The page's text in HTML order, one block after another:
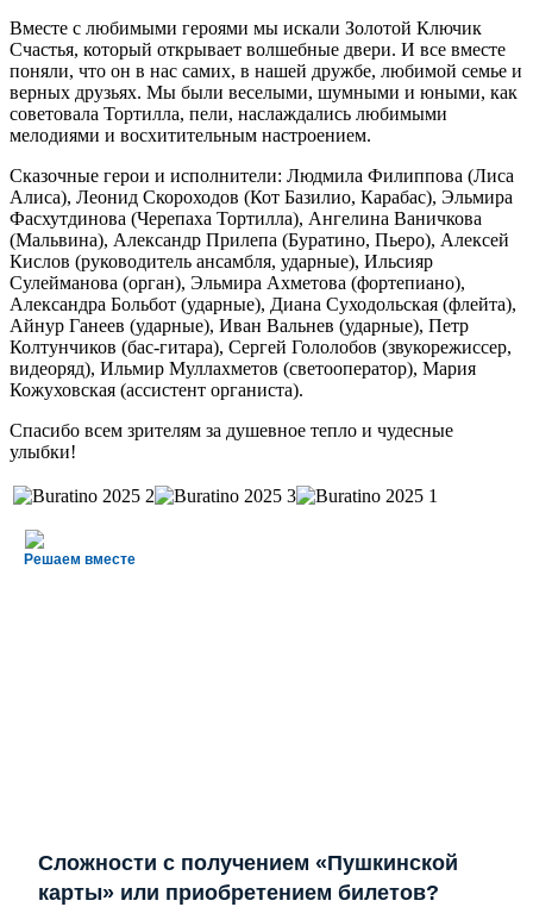
Вместе с любимыми героями мы искали Золотой Ключик
Счастья, который открывает волшебные двери. И все вместе
поняли, что он в нас самих, в нашей дружбе, любимой семье и
верных друзьях. Мы были веселыми, шумными и юными, как
советовала Тортилла, пели, наслаждались любимыми
мелодиями и восхитительным настроением.
Сказочные герои и исполнители: Людмила Филиппова (Лиса
Алиса), Леонид Скороходов (Кот Базилио, Карабас), Эльмира
Фасхутдинова (Черепаха Тортилла), Ангелина Ваничкова
(Мальвина), Александр Прилепа (Буратино, Пьеро), Алексей
Кислов (руководитель ансамбля, ударные), Ильсияр
Сулейманова (орган), Эльмира Ахметова (фортепиано),
Александра Больбот (ударные), Диана Суходольская (флейта),
Айнур Ганеев (ударные), Иван Вальнев (ударные), Петр
Колтунчиков (бас-гитара), Сергей Гололобов (звукорежиссер,
видеоряд), Ильмир Муллахметов (светооператор), Мария
Кожуховская (ассистент органиста).
Спасибо всем зрителям за душевное тепло и чудесные
улыбки!
Решаем вместе
Сложности с получением «Пушкинской
карты» или приобретением билетов?